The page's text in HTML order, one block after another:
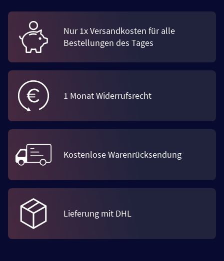
Nur 1x Versandkosten für alle
Bestellungen des Tages
1 Monat Widerrufsrecht
Kostenlose Warenrücksendung
Lieferung mit DHL